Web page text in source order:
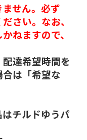
せん。必ず
さい。なお、
ねますので、
達希望時間を
は「希望な
チルドゆうパ